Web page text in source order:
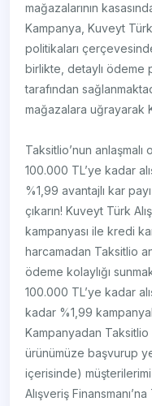
mağazalarının
Kampanya, Kuveyt
politikaları
birlikte, detaylı ödeme
tarafından
mağazalara uğrayarak
Taksitlio’nun
100.000 TL’ye kadar
%1,99 avantajlı kar
çıkarın! Kuveyt Türk
kampanyası ile kredi
harcamadan Taksitlio
ödeme kolaylığı
100.000 TL’ye kadar
kadar %1,99
Kampanyadan Taksitlio
ürünümüze başvurup
içerisinde)
Alışveriş